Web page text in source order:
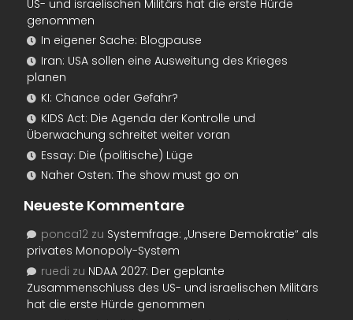
US- und israelischen Militärs hat die erste Hürde
genommen
In eigener Sache: Blogpause
Iran: USA sollen eine Ausweitung des Krieges
planen
KI: Chance oder Gefahr?
KIDS Act: Die Agenda der Kontrolle und
Überwachung schreitet weiter voran
Essay: Die (politische) Lüge
Naher Osten: The show must go on
Neueste Kommentare
ponca12 zu Systemfrage: „Unsere Demokratie“ als
privates Monopoly-System
ruedi zu NDAA 2027: Der geplante
Zusammenschluss des US- und israelischen Militärs
hat die erste Hürde genommen